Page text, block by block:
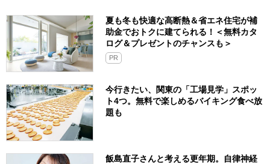
夏も冬も快適な高断熱＆省エネ住宅が補
助金でおトクに建てられる！＜無料カタ
ログ＆プレゼントのチャンスも＞
PR
今行きたい、関東の「工場見学」スポッ
ト4つ。無料で楽しめるバイキング食べ放
題も
飯島直子さんと考える更年期。自律神経